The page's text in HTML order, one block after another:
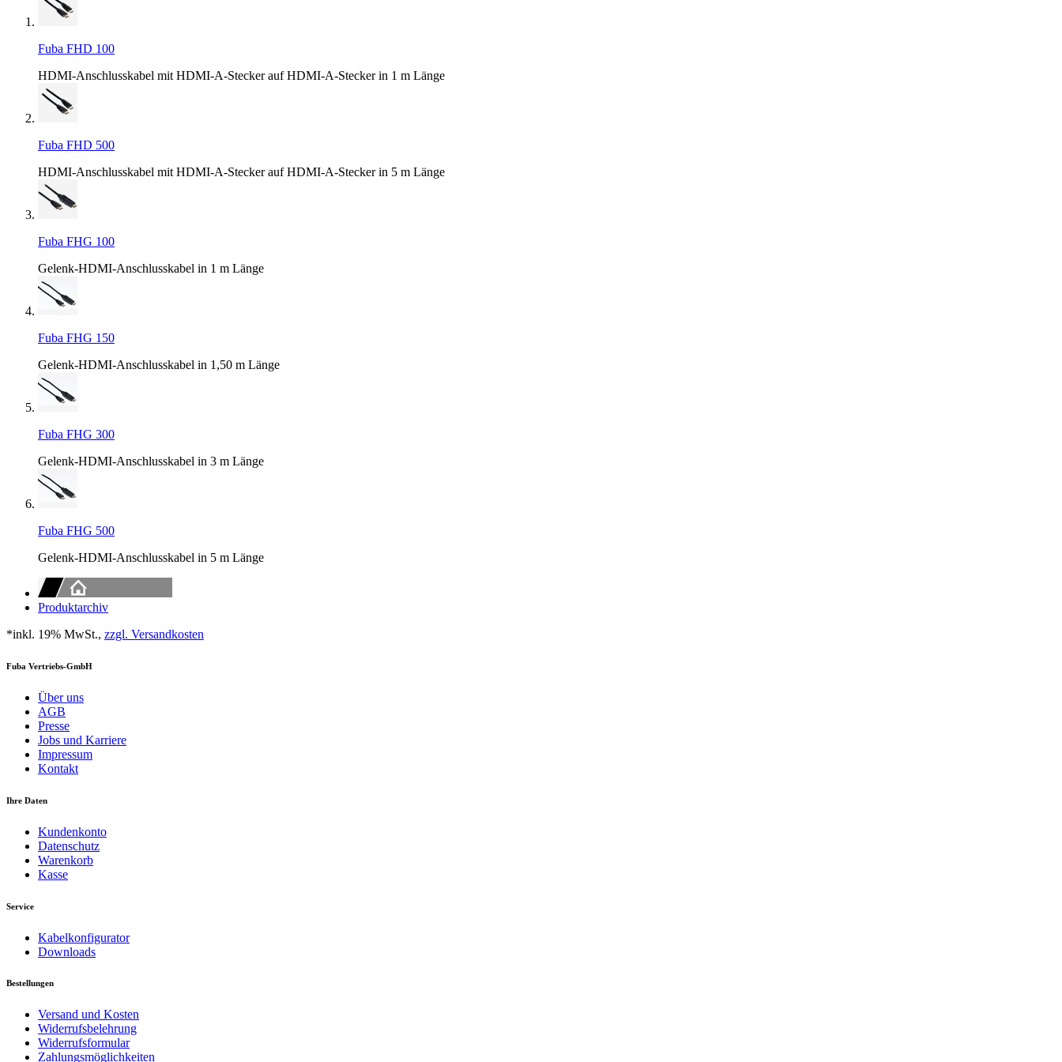
Fuba FHD 100
HDMI-Anschlusskabel mit HDMI-A-Stecker auf HDMI-A-Stecker in 1 m Länge
Fuba FHD 500
HDMI-Anschlusskabel mit HDMI-A-Stecker auf HDMI-A-Stecker in 5 m Länge
Fuba FHG 100
Gelenk-HDMI-Anschlusskabel in 1 m Länge
Fuba FHG 150
Gelenk-HDMI-Anschlusskabel in 1,50 m Länge
Fuba FHG 300
Gelenk-HDMI-Anschlusskabel in 3 m Länge
Fuba FHG 500
Gelenk-HDMI-Anschlusskabel in 5 m Länge
Produktarchiv
*inkl. 19% MwSt., zzgl. Versandkosten
Fuba Vertriebs-GmbH
Über uns
AGB
Presse
Jobs und Karriere
Impressum
Kontakt
Ihre Daten
Kundenkonto
Datenschutz
Warenkorb
Kasse
Service
Kabelkonfigurator
Downloads
Bestellungen
Versand und Kosten
Widerrufsbelehrung
Widerrufsformular
Zahlungsmöglichkeiten